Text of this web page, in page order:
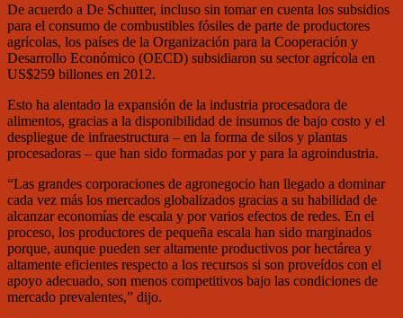
De acuerdo a De Schutter, incluso sin tomar en cuenta los subsidios
para el consumo de combustibles fósiles de parte de productores
agrícolas, los países de la Organización para la Cooperación y
Desarrollo Económico (OECD) subsidiaron su sector agrícola en
US$259 billones en 2012.
Esto ha alentado la expansión de la industria procesadora de
alimentos, gracias a la disponibilidad de insumos de bajo costo y el
despliegue de infraestructura – en la forma de silos y plantas
procesadoras – que han sido formadas por y para la agroindustria.
“Las grandes corporaciones de agronegocio han llegado a dominar
cada vez más los mercados globalizados gracias a su habilidad de
alcanzar economías de escala y por varios efectos de redes. En el
proceso, los productores de pequeña escala han sido marginados
porque, aunque pueden ser altamente productivos por hectárea y
altamente eficientes respecto a los recursos si son proveídos con el
apoyo adecuado, son menos competitivos bajo las condiciones de
mercado prevalentes,” dijo.